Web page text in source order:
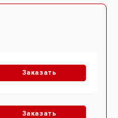
Заказать
Заказать